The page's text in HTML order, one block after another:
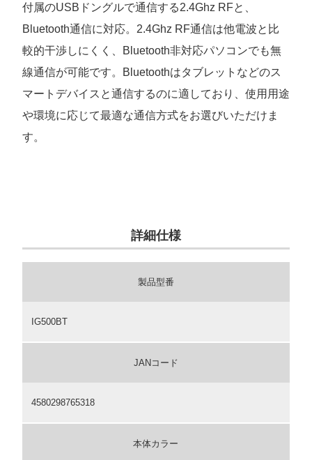
付属のUSBドングルで通信する2.4Ghz RFと、
Bluetooth通信に対応。2.4Ghz RF通信は他電波と比
較的干渉しにくく、Bluetooth非対応パソコンでも無
線通信が可能です。Bluetoothはタブレットなどのス
マートデバイスと通信するのに適しており、使用用途
や環境に応じて最適な通信方式をお選びいただけま
す。
詳細仕様
製品型番
IG500BT
JANコード
4580298765318
本体カラー